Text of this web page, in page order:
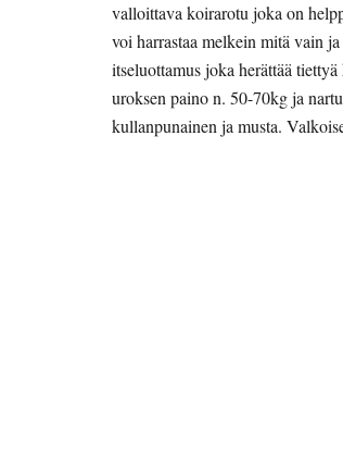
valloittava koirarotu joka on
voi harrastaa melkein mitä vain
itseluottamus joka herättää
uroksen paino n. 50-70kg ja
kullanpunainen ja musta.